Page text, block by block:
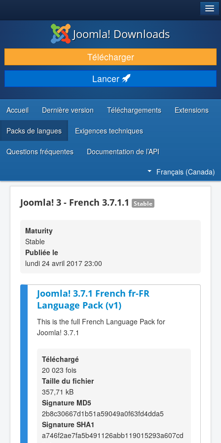
TÉLÉCHARGER & ENRICHIR
DÉCOUVRIR & APPRENDRE
COMMUNAUTÉ & SUPPORT
RESSOURCES DÉVELOPPEURS
Joomla! Downloads
Télécharger
Lancer
Accueil Dernière version Téléchargements Extensions
Packs de langues Exigences techniques
Questions fréquentes Documentation de l’API
Français (Canada)
Joomla! 3 - French 3.7.1.1 Stable
Maturity
Stable
Publiée le
lundi 24 avril 2017 23:00
Joomla! 3.7.1 French fr-FR
Language Pack (v1)
This is the full French Language Pack for
Joomla! 3.7.1
Téléchargé
20 023 fois
Taille du fichier
357,71 kB
Signature MD5
2b8c30667d1b51a59049a0f63fd4dda5
Signature SHA1
a746f2ae7fa5b491126abb119015293a607cd